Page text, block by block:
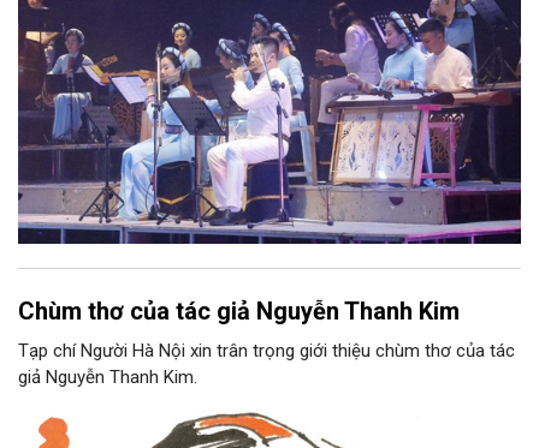
Chùm thơ của tác giả Nguyễn Thanh Kim
Tạp chí Người Hà Nội xin trân trọng giới thiệu chùm thơ của tác
giả Nguyễn Thanh Kim.